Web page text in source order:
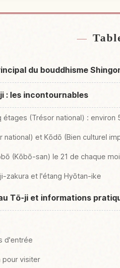
du bouddhisme
: les incontournables
étages (Trésor national) : environ
national) et Kōdō (Bien culturel
(Kōbō-san) le 21 de chaque
zakura et l'étang Hyōtan-ike
Tō-ji et informations
d'entrée
pour visiter